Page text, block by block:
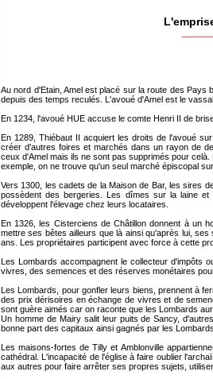
Au nord d'Etain, Amel est placé sur la route des
depuis des temps reculés. L'avoué d'Amel est le
En 1234, l'avoué HUE accuse le comte Henri II de
En 1289, Thiébaut II acquiert les droits de l'avoué
créer d'autres foires et marchés dans un rayon de
ceux d'Amel mais ils ne sont pas supprimés pour
exemple, on ne trouve qu'un seul marché épiscopal
Vers 1300, les cadets de la Maison de Bar, les sires
possèdent des bergeries. Les dîmes sur la laine
développent l'élevage chez leurs locataires.
En 1326, les Cisterciens de Châtillon donnent à un
mettre ses bêtes ailleurs que là ainsi qu'après lui,
ans. Les propriétaires participent avec force à cette
Les Lombards accompagnent le collecteur d'impôts
vivres, des semences et des réserves monétaires
Les Lombards, pour gonfler leurs biens, prennent à
des prix dérisoires en échange de vivres et de
sont guère aimés car on raconte que les Lombards
Un homme de Mairy salit leur puits de Sancy,
bonne part des capitaux ainsi gagnés par les
Les maisons-fortes de Tilly et Amblonville
cathédral. L'incapacité de l'église à faire oublier
aux autres pour faire arrêter ses propres sujets,